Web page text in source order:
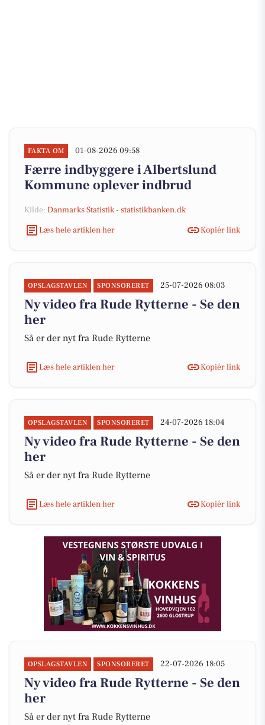
FAKTA OM 01-08-2026 09:58
Færre indbyggere i Albertslund
Kommune oplever indbrud
Kilde: Danmarks Statistik - statistikbanken.dk
Læs hele artiklen her
Kopiér link
OPSLAGSTAVLEN SPONSORERET 25-07-2026 08:03
Ny video fra Rude Rytterne - Se den
her
Så er der nyt fra Rude Rytterne
Læs hele artiklen her Kopiér link
OPSLAGSTAVLEN SPONSORERET 24-07-2026 18:04
Ny video fra Rude Rytterne - Se den
her
Så er der nyt fra Rude Rytterne
Læs hele artiklen her Kopiér link
OPSLAGSTAVLEN SPONSORERET 22-07-2026 18:05
Ny video fra Rude Rytterne - Se den
her
Så er der nyt fra Rude Rytterne